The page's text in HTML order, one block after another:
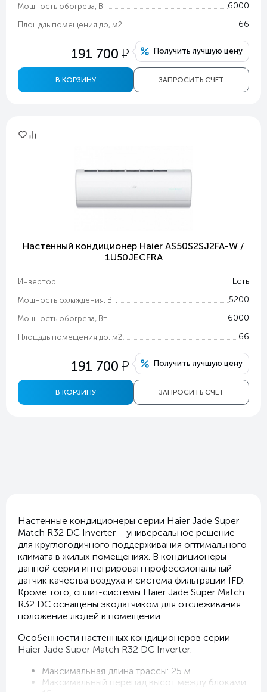
Мощность обогрева, Вт 6000
Площадь помещения до, м2 66
191 700 у Получить лучшую цену
ЗАПРОСИТЬ СЧЕТ
В КОРЗИНУ
Настенный кондиционер Haier AS50S2SJ2FA-W /
1U50JECFRA
Инвертор Есть
Мощность охлаждения, Вт. 5200
Мощность обогрева, Вт 6000
Площадь помещения до, м2 66
191 700 у Получить лучшую цену
ЗАПРОСИТЬ СЧЕТ
В КОРЗИНУ
Настенные кондиционеры серии Haier Jade Super
Match R32 DC Inverter – универсальное решение
для круглогодичного поддерживания оптимального
климата в жилых помещениях. В кондиционеры
данной серии интегрирован профессиональный
датчик качества воздуха и система фильтрации IFD.
Кроме того, сплит-системы Haier Jade Super Match
R32 DC оснащены экодатчиком для отслеживания
положение людей в помещении.
Особенности настенных кондиционеров серии
Haier Jade Super Match R32 DC Inverter:
Максимальная длина трассы: 25 м.
Максимальный перепад высот между блоками: